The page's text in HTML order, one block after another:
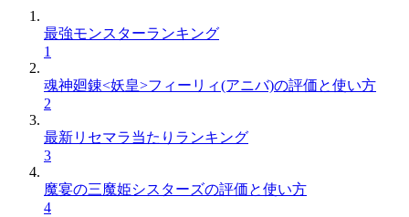
最強モンスターランキング
1
魂神廻錬<妖皇>フィーリィ(アニバ)の評価と使い方
2
最新リセマラ当たりランキング
3
魔宴の三魔姫シスターズの評価と使い方
4